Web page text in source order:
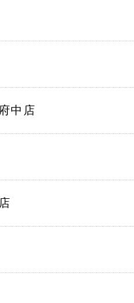
中店